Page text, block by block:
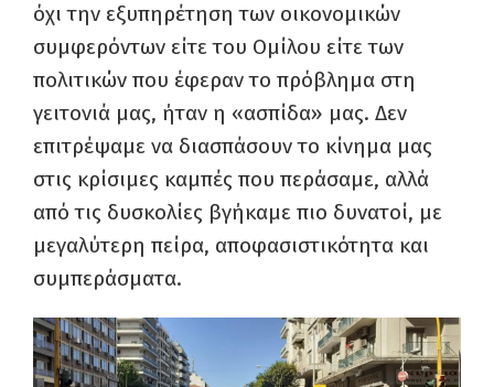
όχι την εξυπηρέτηση των οικονομικών
συμφερόντων είτε του Ομίλου είτε των
πολιτικών που έφεραν το πρόβλημα στη
γειτονιά μας, ήταν η «ασπίδα» μας. Δεν
επιτρέψαμε να διασπάσουν το κίνημα μας
στις κρίσιμες καμπές που περάσαμε, αλλά
από τις δυσκολίες βγήκαμε πιο δυνατοί, με
μεγαλύτερη πείρα, αποφασιστικότητα και
συμπεράσματα.